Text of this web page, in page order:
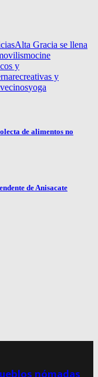
Alta Gracia se llena
cine
y
recreativas y
vecinosyoga
de alimentos no
de Anisacate